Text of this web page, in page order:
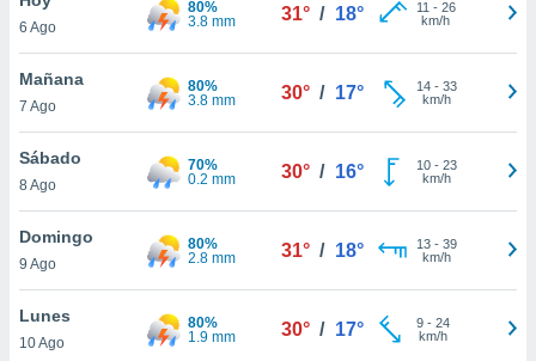
y
en
más
de
6 Ago
80%
3.8 mm
31° / 18° 11 - 26
km/h
Mañana
7 Ago
80%
3.8 mm
30° / 17° 14- 33
km/h
Sábado
8 Ago
70%
0.2 mm
30° / 16° 10- 23
km/h
Domingo
9 Ago
80%
2.8 mm
31° / 18° 13- 39
km/h
Lunes
10 Ago
80%
1.9 mm
30° / 17° 9- 24
km/h